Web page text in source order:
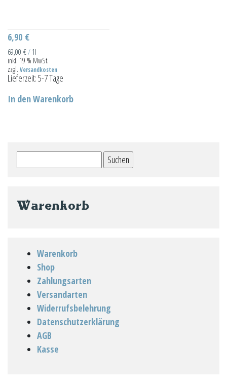
6,90 €
69,00 €/ 1l
inkl. 19 % MwSt.
zzgl. Versandkosten
Lieferzeit:5-7 Tage
In den Warenkorb
nach:
Warenkorb
Warenkorb
Shop
Zahlungsarten
Versandarten
Widerrufsbelehrung
Datenschutzerklärung
AGB
Kasse